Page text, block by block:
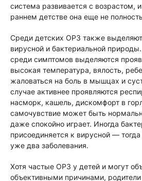
система развивается с возрастом,
раннем детстве она еще не
Среди детских ОРЗ также выделяют
вирусной и бактериальной
среди симптомов выделяются
высокая температура, вялость,
жаловаться на боль в мышцах и
случае активнее проявляются
насморк, кашель, дискомфорт в
самочувствие может быть
даже спокойно играет. Иногда
присоединяется к вирусной — тогда
уже два заболевания.
Хотя частые ОРЗ у детей и могут
объективными причинами,